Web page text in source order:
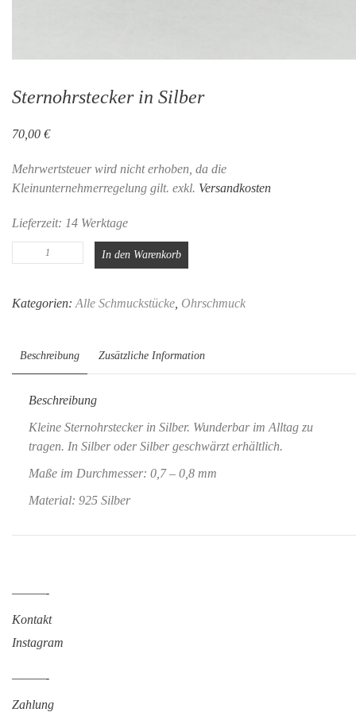
Sternohrstecker in Silber
70,00 €
Mehrwertsteuer wird nicht erhoben, da die
Kleinunternehmerregelung gilt. exkl. Versandkosten
Lieferzeit: 14 Werktage
Sternohrstecker
Menge
In den Warenkorb
Kategorien: Alle Schmuckstücke Ohrschmuck
Beschreibung Zusätzliche Information
Beschreibung
Kleine Sternohrstecker in Silber. Wunderbar im Alltag zu
tragen. In Silber oder Silber geschwärzt erhältlich.
Maße im Durchmesser: 0,7 – 0,8 mm
Material: 925 Silber
———-
Kontakt
Instagram
———-
Zahlung